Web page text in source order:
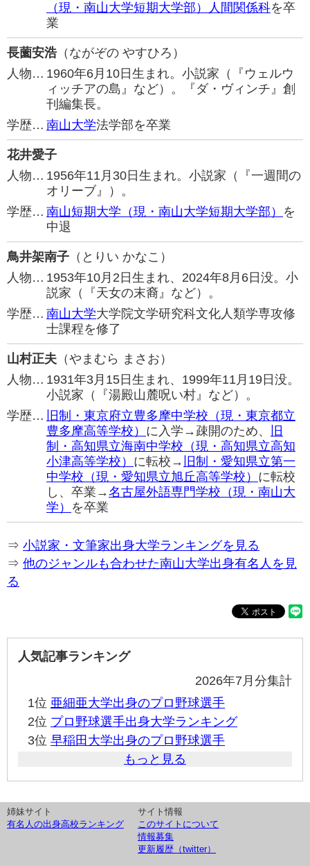
（現・南山大学短期大学部）人間関係科を卒
業
長薗安浩（ながぞの やすひろ）
人物… 1960年6月10日生まれ。小説家（『ウェルウ
ィッチアの島』など）。『ダ・ヴィンチ』創
刊編集長。
学歴… 南山大学法学部を卒業
花井愛子
人物… 1956年11月30日生まれ。小説家（『一週間の
オリーブ』）。
学歴… 南山短期大学（現・南山大学短期大学部） を
中退
鳥井架南子 （とりい かなこ）
人物… 1953年10月2日生まれ、2024年8月6日没。小
説家（『天女の末裔』など）。
学歴… 南山大学大学院文学研究科文化人類学専攻修
士課程を修了
山村正夫 （やまむら まさお）
人物… 1931年3月15日生まれ、1999年11月19日没。
小説家（『湯殿山麓呪い村』など）。
学歴…
旧制・東京府立豊多摩中学校（現・東京都立
豊多摩高等学校） に入学→疎開のため、
旧
制・高知県立海南中学校（現・高知県立高知
小津高等学校） に転校→ 旧制・愛知県立第一
中学校（現・愛知県立旭丘高等学校） に転校
し、卒業→名古屋外語専門学校（現・南山大
学） を卒業
⇒ 小説家・文筆家出身大学ランキングを見る
⇒ 他のジャンルも合わせた南山大学出身有名人を見
る
人気記事ランキング
2026年7月分集計
1位 亜細亜大学出身のプロ野球選手
2位 プロ野球選手出身大学ランキング
3位 早稲田大学出身のプロ野球選手
もっと見る
姉妹サイト
有名人の出身高校ランキング
サイト情報
このサイトについて
情報募集
更新履歴（twitter）